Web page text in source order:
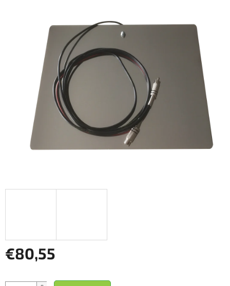
€80,55
price: